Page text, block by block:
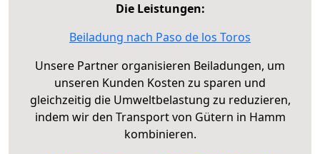
Die Leistungen:
Beiladung nach Paso de los Toros
Unsere Partner organisieren Beiladungen, um
unseren Kunden Kosten zu sparen und
gleichzeitig die Umweltbelastung zu reduzieren,
indem wir den Transport von Gütern in Hamm
kombinieren.